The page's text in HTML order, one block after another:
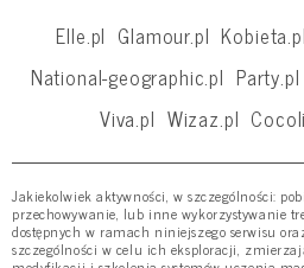
Elle.pl Glamour.pl Kobieta.pl
National-geographic.pl Party.pl
Viva.pl Wizaz.pl
Jakiekolwiek aktywności, w szczególności:
przechowywanie, lub inne wykorzystywanie
dostępnych w ramach niniejszego serwisu
szczególności w celu ich eksploracji,